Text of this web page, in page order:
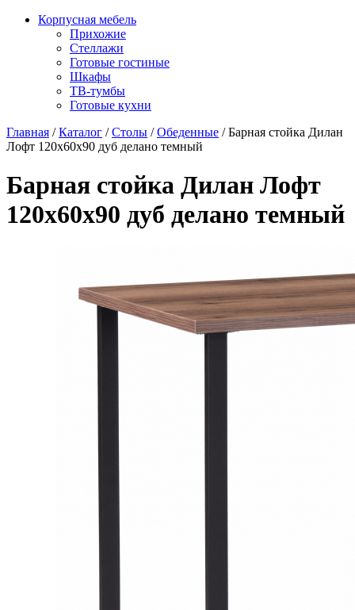
Корпусная мебель
Прихожие
Стеллажи
Готовые гостиные
Шкафы
ТВ-тумбы
Готовые кухни
Главная /Каталог /Столы /Обеденные /Барная стойка Дилан
Лофт 120х60х90 дуб делано темный
Барная стойка Дилан Лофт
120х60х90 дуб делано темный